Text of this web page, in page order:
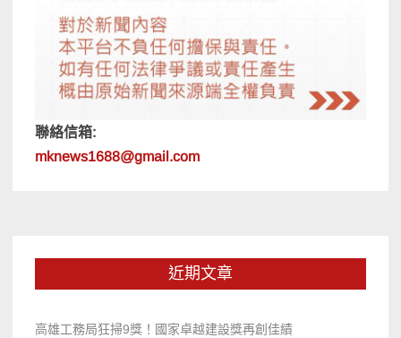
聯絡信箱:
mknews1688@gmail.com
近期文章
高雄工務局狂掃9獎！國家卓越建設獎再創佳績